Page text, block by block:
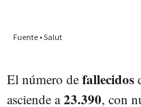
El número de fallecidos
asciende a23.390, con